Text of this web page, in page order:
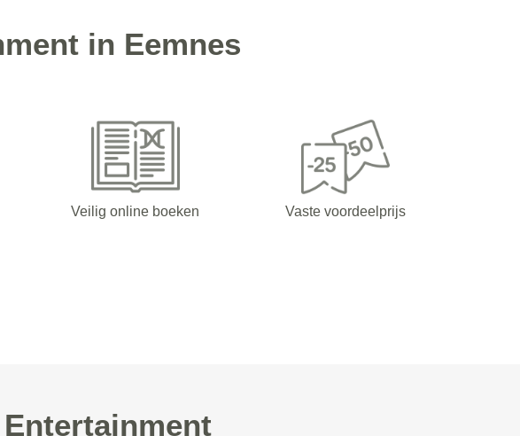
in Eemnes
Veilig online boeken Vaste voordeelprijs